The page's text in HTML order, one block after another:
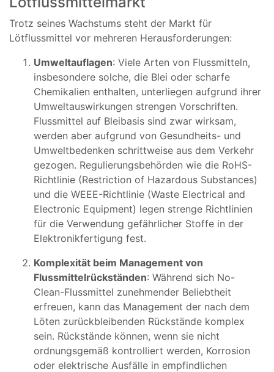
Trotz seines Wachstums steht der Markt für
Lötflussmittel vor mehreren Herausforderungen:
Umweltauflagen: Viele Arten von Flussmitteln,
insbesondere solche, die Blei oder scharfe
Chemikalien enthalten, unterliegen aufgrund ihrer
Umweltauswirkungen strengen Vorschriften.
Flussmittel auf Bleibasis sind zwar wirksam,
werden aber aufgrund von Gesundheits- und
Umweltbedenken schrittweise aus dem Verkehr
gezogen. Regulierungsbehörden wie die RoHS-
Richtlinie (Restriction of Hazardous Substances)
und die WEEE-Richtlinie (Waste Electrical and
Electronic Equipment) legen strenge Richtlinien
für die Verwendung gefährlicher Stoffe in der
Elektronikfertigung fest.
Komplexität beim Management von
Flussmittelrückständen: Während sich No-
Clean-Flussmittel zunehmender Beliebtheit
erfreuen, kann das Management der nach dem
Löten zurückbleibenden Rückstände komplex
sein. Rückstände können, wenn sie nicht
ordnungsgemäß kontrolliert werden, Korrosion
oder elektrische Ausfälle in empfindlichen